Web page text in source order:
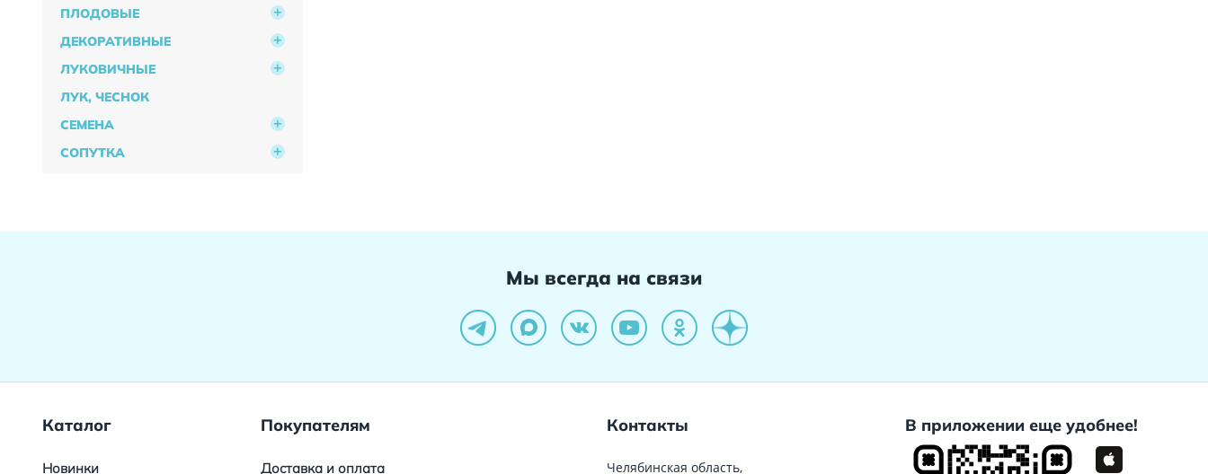
ПЛОДОВЫЕ
ДЕКОРАТИВНЫЕ
ЛУКОВИЧНЫЕ
ЛУК, ЧЕСНОК
СЕМЕНА
СОПУТКА
Мы всегда на связи
Каталог
Новинки
Покупателям
Доставка и оплата
Контакты
Челябинская область,
В приложении еще удобнее!